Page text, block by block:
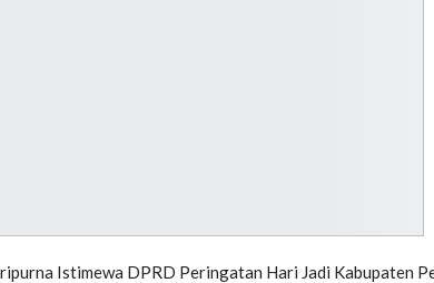
Istimewa DPRD Peringatan Hari Jadi Kabupaten